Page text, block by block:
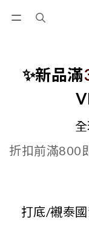
✨新品滿
折扣前滿800
打底/襯泰